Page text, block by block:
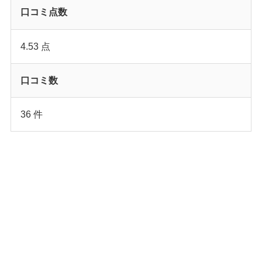
口コミ点数
4.53 点
口コミ数
36 件